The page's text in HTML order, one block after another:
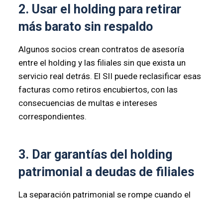
2. Usar el holding para retirar
más barato sin respaldo
Algunos socios crean contratos de asesoría
entre el holding y las filiales sin que exista un
servicio real detrás. El SII puede reclasificar esas
facturas como retiros encubiertos, con las
consecuencias de multas e intereses
correspondientes.
3. Dar garantías del holding
patrimonial a deudas de filiales
La separación patrimonial se rompe cuando el